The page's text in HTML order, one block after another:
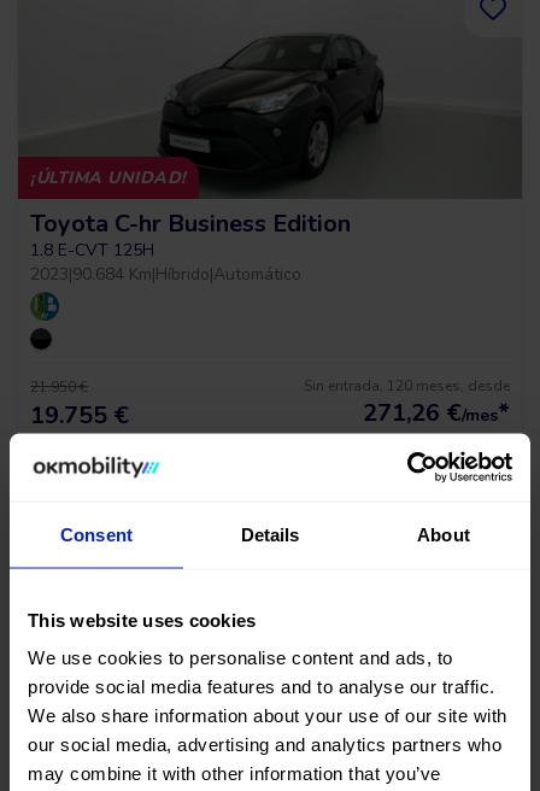
Consent Details About
This website uses cookies
We use cookies to personalise content and ads, to
provide social media features and to analyse our traffic.
We also share information about your use of our site with
our social media, advertising and analytics partners who
may combine it with other information that you’ve
¡ÚLTIMA UNIDAD!
Toyota C-hr Business Edition
1.8 E-CVT 125H
2023|90.684 Km|Híbrido|Automático
21.950 €
19.755 €
Sin entrada, 120 meses, desde
271,26 €/mes*
*Ver ejemplo TAE 11,53%
Tesla Model Y Long Range Awd
MOTOR DUAL AWD 510